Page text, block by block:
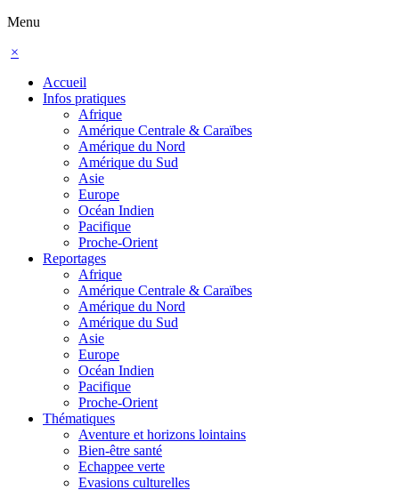
Menu
×
Accueil
Infos pratiques
Afrique
Amérique Centrale & Caraïbes
Amérique du Nord
Amérique du Sud
Asie
Europe
Océan Indien
Pacifique
Proche-Orient
Reportages
Afrique
Amérique Centrale & Caraïbes
Amérique du Nord
Amérique du Sud
Asie
Europe
Océan Indien
Pacifique
Proche-Orient
Thématiques
Aventure et horizons lointains
Bien-être santé
Echappee verte
Evasions culturelles